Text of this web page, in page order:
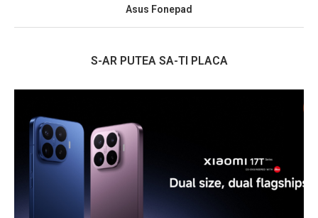
Asus Fonepad
S-AR PUTEA SA-TI PLACA